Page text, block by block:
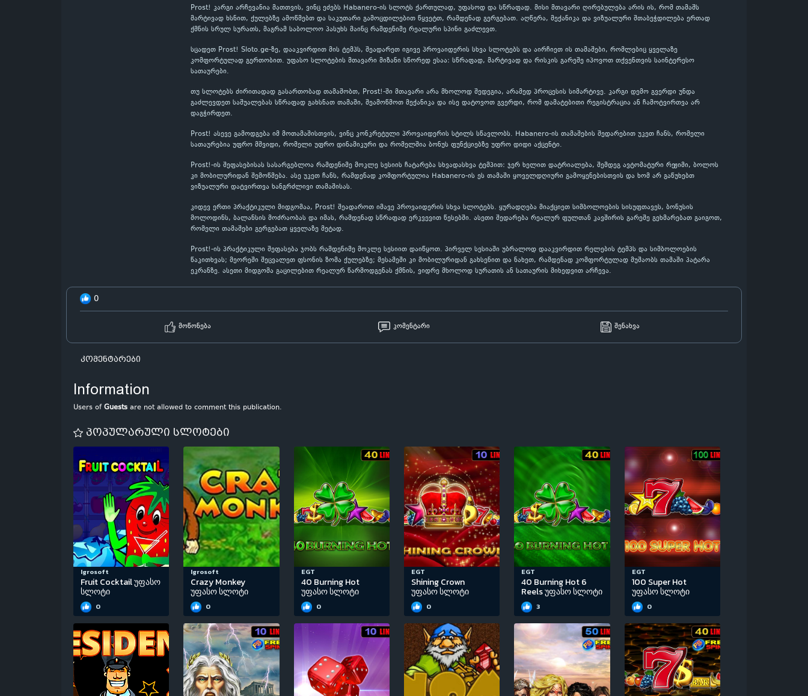
Prost! კარგი არჩევანია მათთვის, ვინც ეძებს Habanero-ის სლოტს ქართულად, უფასოდ და სწრაფად. მისი მთავარი ღირებულება არის ის, რომ თამაშს
მარტივად ხსნით, ქულებზე ამოწმებთ და საკუთარი გამოცდილებით წყვეტთ, რამდენად გერგებათ. აღწერა, მექანიკა და ვიზუალური შთაბეჭდილება ერთად
ქმნის სრულ სურათს, მაგრამ საბოლოო პასუხს მაინც რამდენიმე რეალური სპინი გაძლევთ.
სცადეთ Prost! Sloto.ge-ზე, დააკვირდით მის ტემპს, შეადარეთ იგივე პროვაიდერის სხვა სლოტებს და აირჩიეთ ის თამაშები, რომლებიც ყველაზე
კომფორტულად გერთობით. უფასო სლოტების მთავარი მიზანი სწორედ ესაა: სწრაფად, მარტივად და რისკის გარეშე იპოვოთ თქვენთვის საინტერესო
სათაურები.
თუ სლოტებს ძირითადად გასართობად თამაშობთ, Prost!-ში მთავარი არა მხოლოდ შედეგია, არამედ პროცესის სიმარტივე. კარგი დემო გვერდი უნდა
გაძლევდეთ საშუალებას სწრაფად გახსნათ თამაში, შეამოწმოთ მექანიკა და ისე დატოვოთ გვერდი, რომ დამატებითი რეგისტრაცია ან ჩამოტვირთვა არ
დაგჭირდეთ.
Prost! ასევე გამოდგება იმ მოთამაშისთვის, ვინც კონკრეტული პროვაიდერის სტილს სწავლობს. Habanero-ის თამაშების შედარებით უკეთ ჩანს, რომელი
სათაურებია უფრო მშვიდი, რომელი უფრო დინამიკური და რომელშია ბონუს ფუნქციებზე უფრო დიდი აქცენტი.
Prost!-ის შეფასებისას სასარგებლოა რამდენიმე მოკლე სესიის ჩატარება სხვადასხვა ტემპით: ჯერ ხელით დატრიალება, შემდეგ ავტომატური რეჟიმი, ბოლოს
კი მობილურიდან შემოწმება. ასე უკეთ ჩანს, რამდენად კომფორტულია Habanero-ის ეს თამაში ყოველდღიური გამოყენებისთვის და ხომ არ გაწუხებთ
ვიზუალური დატვირთვა ხანგრძლივი თამაშისას.
კიდევ ერთი პრაქტიკული მიდგომაა, Prost! შეადაროთ იმავე პროვაიდერის სხვა სლოტებს. ყურადღება მიაქციეთ სიმბოლოების სისუფთავეს, ბონუსის
მოლოდინს, ბალანსის მოძრაობას და იმას, რამდენად სწრაფად ერკვევით წესებში. ასეთი შედარება რეალურ ფულთან კავშირის გარეშე გეხმარებათ გაიგოთ,
რომელი თამაშები გერგებათ ყველაზე მეტად.
Prost!-ის პრაქტიკული შეფასება ჯობს რამდენიმე მოკლე სესიით დაიწყოთ. პირველ სესიაში უბრალოდ დააკვირდით რელების ტემპს და სიმბოლოების
წაკითხვას; მეორეში შეცვალეთ ფსონის ზომა ქულებზე; მესამეში კი მობილურიდან გახსენით და ნახეთ, რამდენად კომფორტულად მუშაობს თამაში პატარა
ეკრანზე. ასეთი მიდგომა გაცილებით რეალურ წარმოდგენას ქმნის, ვიდრე მხოლოდ სურათის ან სათაურის მიხედვით არჩევა.
0
მოწონება კომენტარი შენახვა
კომენტარები
Information
Users ofGuests are not allowed to comment this publication.
პოპულარული სლოტები
Igrosoft
Fruit Cocktail უფასო
სლოტი
0
Igrosoft
Crazy Monkey
უფასო სლოტი
0
EGT
40 Burning Hot
უფასო სლოტი
0
EGT
Shining Crown
უფასო სლოტი
0
EGT
40 Burning Hot 6
Reels უფასო სლოტი
3
EGT
100 Super Hot
უფასო სლოტი
0